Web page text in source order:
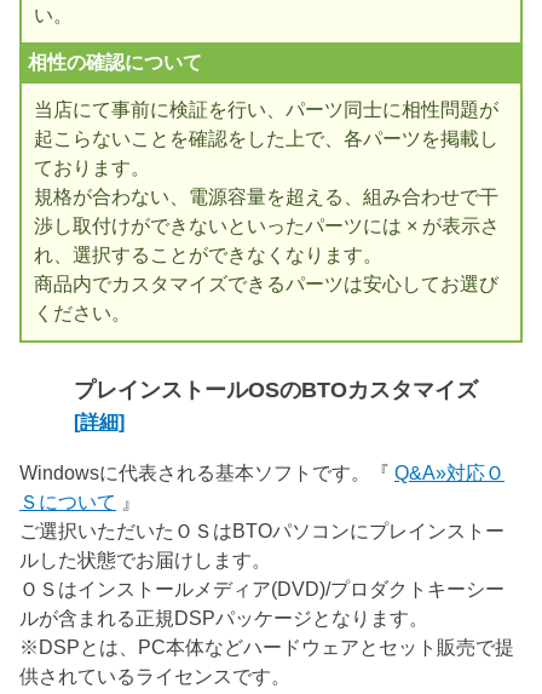
い。
相性の確認について
当店にて事前に検証を行い、パーツ同士に相性問題が
起こらないことを確認をした上で、各パーツを掲載し
ております。
規格が合わない、電源容量を超える、組み合わせで干
渉し取付けができないといったパーツには × が表示さ
れ、選択することができなくなります。
商品内でカスタマイズできるパーツは安心してお選び
ください。
プレインストールOSのBTOカスタマイズ
[詳細]
Windowsに代表される基本ソフトです。『 Q&A»対応Ｏ
Ｓについて 』
ご選択いただいたＯＳはBTOパソコンにプレインストー
ルした状態でお届けします。
ＯＳはインストールメディア(DVD)/プロダクトキーシー
ルが含まれる正規DSPパッケージとなります。
※DSPとは、PC本体などハードウェアとセット販売で提
供されているライセンスです。